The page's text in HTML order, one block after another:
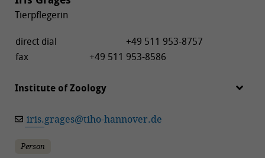
Tierpflegerin
direct dial
+49 511 953-8757
fax
+49 511 953-8586
Institute of Zoology
iris.grages@tiho-hannover.de
Person